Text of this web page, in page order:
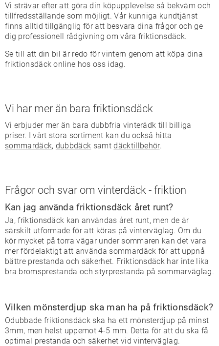
Vi strävar efter att göra din köpupplevelse så bekväm och
tillfredsställande som möjligt. Vår kunniga kundtjänst
finns alltid tillgänglig för att besvara dina frågor och ge
dig professionell rådgivning om våra friktionsdäck.
Se till att din bil är redo för vintern genom att köpa dina
friktionsdäck online hos oss idag.
Vi har mer än bara friktionsdäck
Vi erbjuder mer än bara dubbfria vinterädk till billiga
priser. I vårt stora sortiment kan du också hitta
sommardäck, dubbdäck samtdäcktillbehör.
Frågor och svar om vinterdäck - friktion
Kan jag använda friktionsdäck året runt?
Ja, friktionsdäck kan användas året runt, men de är
särskilt utformade för att köras på vinterväglag. Om du
kör mycket på torra vägar under sommaren kan det vara
mer fördelaktigt att använda sommardäck för att uppnå
bättre prestanda och säkerhet. Friktionsdäck har inte lika
bra bromsprestanda och styrprestanda på sommarväglag.
Vilken mönsterdjup ska man ha på friktionsdäck?
Odubbade friktionsdäck ska ha ett mönsterdjup på minst
3mm, men helst uppemot 4-5 mm. Detta för att du ska få
optimal prestanda och säkerhet vid vinterväglag.